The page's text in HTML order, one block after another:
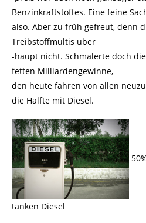
Benzinkraftstoffes. Eine feine
also. Aber zu früh gefreut, denn
Treibstoffmultis über
-haupt nicht. Schmälerte doch
fetten Milliardengewinne,
den heute fahren von allen
die Hälfte mit Diesel.
tanken Diesel